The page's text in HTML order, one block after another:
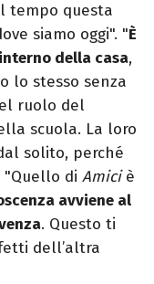
tempo questa
siamo oggi". "È
della casa,
lo stesso senza
ruolo del
scuola. La loro
solito, perché
di Amiciè
avviene al
. Questo ti
dell’altra